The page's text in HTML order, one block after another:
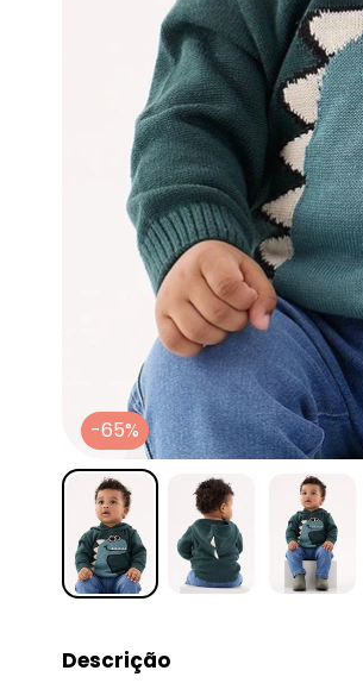
-65%
Descrição